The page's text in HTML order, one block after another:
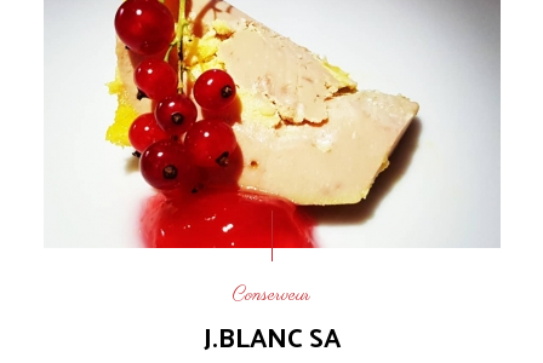
Conserveur
J.BLANC SA